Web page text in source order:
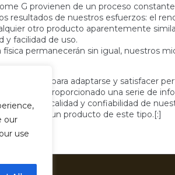
our
use
G provienen de un proceso
resultados de nuestros esfuerzos: el
otro producto aparentemente
y facilidad de uso.
permanecerán sin igual, nuestros
para adaptarse y satisfacer
hemos proporcionado una serie de
la calidad y confiabilidad de
para un producto de este tipo.[:]